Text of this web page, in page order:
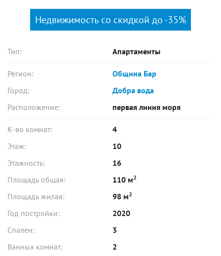
Недвижимость со скидкой до -35%
Тип: Апартаменты
Регион:
Община Бар
Город:
Добра вода
Расположение:
первая линия моря
К-во комнат:
4
Этаж:
10
Этажность:
16
Площадь общая:
110 м2
Площадь жилая: 98 м2
Год постройки:
2020
Спален:
3
Ванных комнат:
2